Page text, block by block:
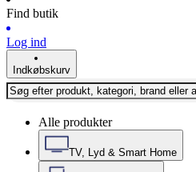
Find butik
Log ind
Indkøbskurv
Alle produkter
TV, Lyd & Smart Home